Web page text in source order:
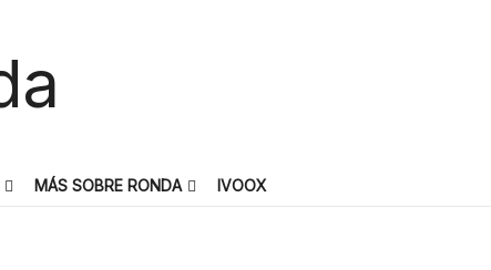
MÁS SOBRE RONDA IVOOX